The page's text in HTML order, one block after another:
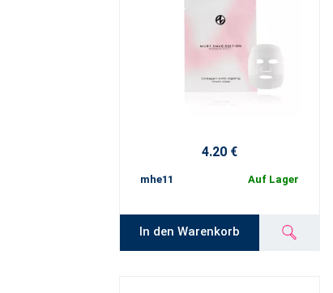
4.20 €
mhe11 Auf Lager
In den Warenkorb